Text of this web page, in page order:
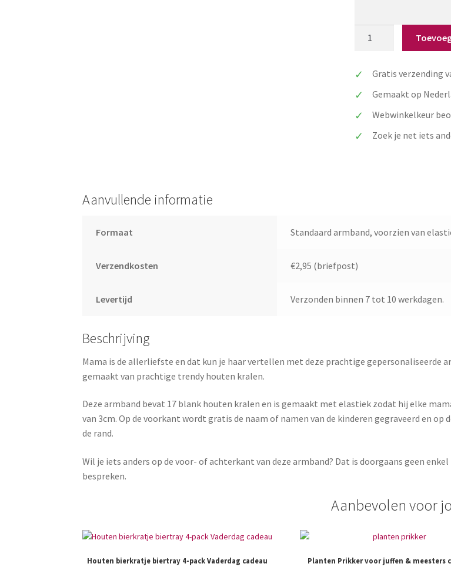
met
naam
aantal
Gratis verzending
Gemaakt op
Webwinkelkeur
Zoek je net iets
Aanvullende informatie
Formaat Standaard armband, voorzien van
Verzendkosten €2,95 (briefpost)
Levertijd Verzonden binnen 7 tot 10 werkdagen.
Beschrijving
Mama is de allerliefste en dat kun je haar vertellen met deze prachtige gepersonaliseerde
gemaakt van prachtige trendy houten kralen.
Deze armband bevat 17 blank houten kralen en is gemaakt met elastiek zodat hij elke
van 3cm. Op de voorkant wordt gratis de naam of namen van de kinderen gegraveerd en
de rand.
Wil je iets anders op de voor- of achterkant van deze armband? Dat is doorgaans geen
bespreken.
Aanbevolen voor
Houten bierkratje biertray 4-pack Vaderdag cadeau Planten Prikker voor juffen & meesters